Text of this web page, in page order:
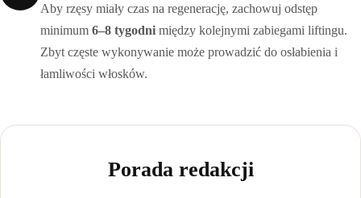
Aby rzęsy miały czas na regenerację, zachowuj odstęp
minimum 6–8 tygodni między kolejnymi zabiegami liftingu.
Zbyt częste wykonywanie może prowadzić do osłabienia i
łamliwości włosków.
Porada redakcji